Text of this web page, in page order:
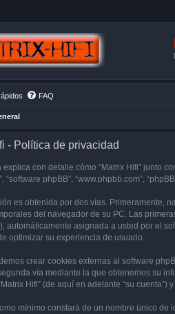
FAQ
- Política de privacidad
explica con detalle cómo “Matrix Hifi” junto
“software phpBB”, “www.phpbb.com”,
es obtenida por dos vías. Primeramente,
del navegador de su PC. Las
automáticamente asignada a usted por el
optimizar su experiencia de usuario.
crear cookies externas al software
vía mediante la que obtenemos su
Hifi” (de aquí en adelante “su
mínimo constará de un nombre único de